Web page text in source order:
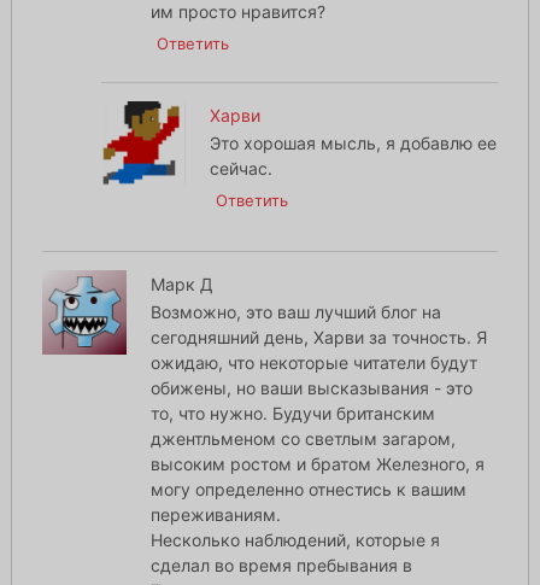
им просто нравится?
Ответить
Харви
Это хорошая мысль, я добавлю ее
сейчас.
Ответить
Марк Д
Возможно, это ваш лучший блог на
сегодняшний день, Харви за точность. Я
ожидаю, что некоторые читатели будут
обижены, но ваши высказывания - это
то, что нужно. Будучи британским
джентльменом со светлым загаром,
высоким ростом и братом Железного, я
могу определенно отнестись к вашим
переживаниям.
Несколько наблюдений, которые я
сделал во время пребывания в